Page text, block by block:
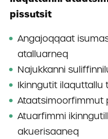
pissutsit
Angajoqqaat
atalluarneq
Najukkanni
Ikinngutit ilaquttallu
Ataatsimoorfimmut
Atuarfimmi
akuerisaaneq